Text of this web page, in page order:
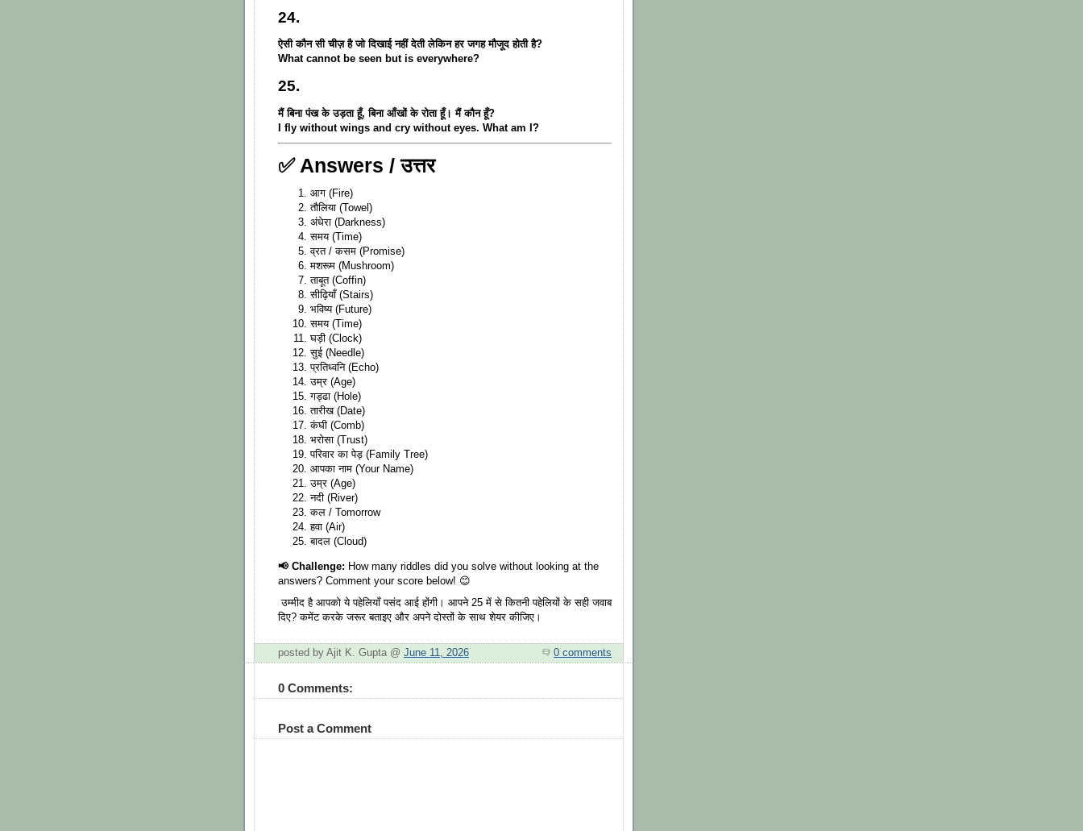
24.
ऐसी कौन सी चीज़ है जो दिखाई नहीं देती लेकिन हर जगह मौजूद होती है?
What cannot be seen but is everywhere?
25.
मैं बिना पंख के उड़ता हूँ, बिना आँखों के रोता हूँ। मैं कौन हूँ?
I fly without wings and cry without eyes. What am I?
✅ Answers / उत्तर
आग (Fire)
तौलिया (Towel)
अंधेरा (Darkness)
समय (Time)
व्रत / कसम (Promise)
मशरूम (Mushroom)
ताबूत (Coffin)
सीढ़ियाँ (Stairs)
भविष्य (Future)
समय (Time)
घड़ी (Clock)
सुई (Needle)
प्रतिध्वनि (Echo)
उम्र (Age)
गड्ढा (Hole)
तारीख (Date)
कंघी (Comb)
भरोसा (Trust)
परिवार का पेड़ (Family Tree)
आपका नाम (Your Name)
उम्र (Age)
नदी (River)
कल / Tomorrow
हवा (Air)
बादल (Cloud)
📢 Challenge: How many riddles did you solve without looking at the
answers? Comment your score below! 😊
उम्मीद है आपको ये पहेलियाँ पसंद आई होंगी। आपने 25 में से कितनी पहेलियों के सही जवाब
दिए? कमेंट करके जरूर बताइए और अपने दोस्तों के साथ शेयर कीजिए।
posted by Ajit K. Gupta @ June 11, 2026 0 comments
0 Comments:
Post a Comment